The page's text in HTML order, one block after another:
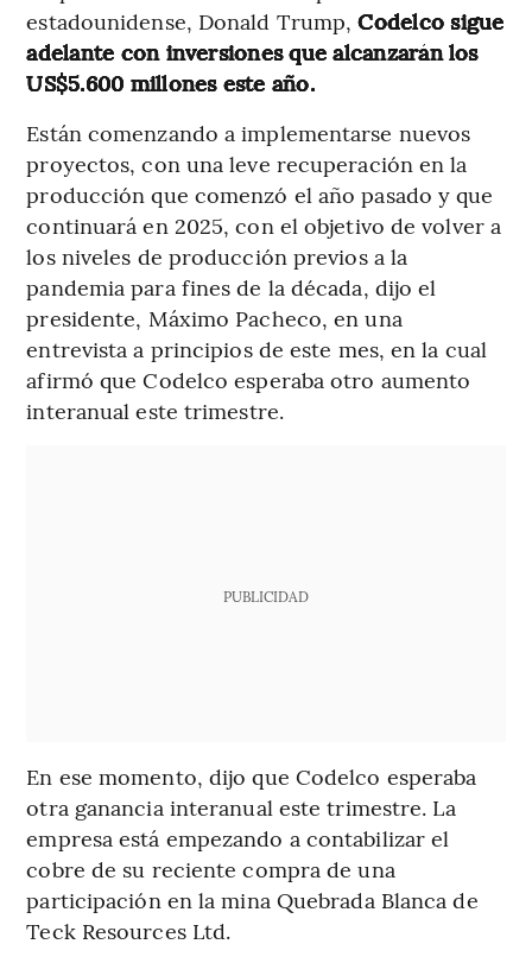
estadounidense, Donald Trump,Codelco sigue
adelante con inversiones que alcanzarán los
US$5.600 millones este año.
Están comenzando a implementarse nuevos
proyectos, con una leve recuperación en la
producción que comenzó el año pasado y que
continuará en 2025, con el objetivo de volver a
los niveles de producción previos a la
pandemia para fines de la década, dijo el
presidente, Máximo Pacheco, en una
entrevista a principios de este mes, en la cual
afirmó que Codelco esperaba otro aumento
interanual este trimestre.
PUBLICIDAD
En ese momento, dijo que Codelco esperaba
otra ganancia interanual este trimestre. La
empresa está empezando a contabilizar el
cobre de su reciente compra de una
participación en la mina Quebrada Blanca de
Teck Resources Ltd.